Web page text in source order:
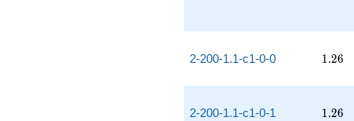
2-200-1.1-c1-0-0 1.26
1.26
2-200-1.1-c1-0-1 1.26
1.26